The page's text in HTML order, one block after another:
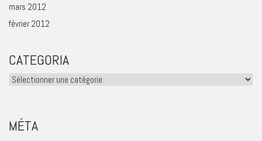
mars 2012
février 2012
CATEGORIA
Categoria
MÉTA